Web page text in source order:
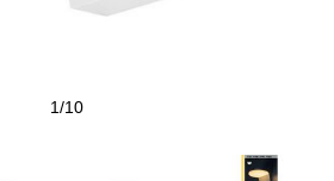
1/10